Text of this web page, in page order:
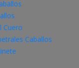
Cuero
Caballos